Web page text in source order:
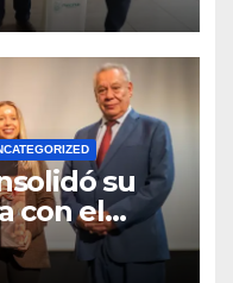
su
con el
2026